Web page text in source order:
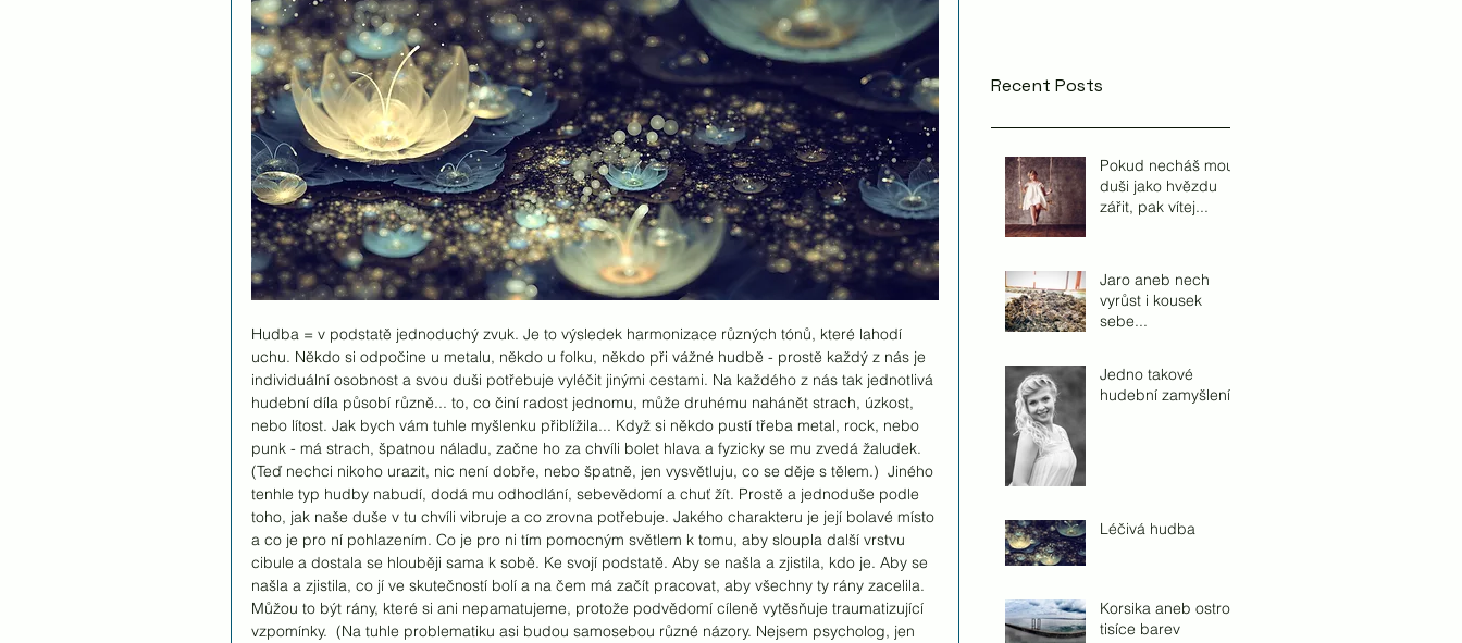
Hudba = v podstatě jednoduchý zvuk. Je to výsledek harmonizace různých tónů, které lahodí
uchu. Někdo si odpočine u metalu, někdo u folku, někdo při vážné hudbě - prostě každý z nás je
individuální osobnost a svou duši potřebuje vyléčit jinými cestami. Na každého z nás tak jednotlivá
hudební díla působí různě... to, co činí radost jednomu, může druhému nahánět strach, úzkost,
nebo lítost. Jak bych vám tuhle myšlenku přiblížila... Když si někdo pustí třeba metal, rock, nebo
punk - má strach, špatnou náladu, začne ho za chvíli bolet hlava a fyzicky se mu zvedá žaludek.
(Teď nechci nikoho urazit, nic není dobře, nebo špatně, jen vysvětluju, co se děje s tělem.)  Jiného
tenhle typ hudby nabudí, dodá mu odhodlání, sebevědomí a chuť žít. Prostě a jednoduše podle
toho, jak naše duše v tu chvíli vibruje a co zrovna potřebuje. Jakého charakteru je její bolavé místo
a co je pro ní pohlazením. Co je pro ni tím pomocným světlem k tomu, aby sloupla další vrstvu
cibule a dostala se hlouběji sama k sobě. Ke svojí podstatě. Aby se našla a zjistila, kdo je. Aby se
našla a zjistila, co jí ve skutečností bolí a na čem má začít pracovat, aby všechny ty rány zacelila.
Můžou to být rány, které si ani nepamatujeme, protože podvědomí cíleně vytěsňuje traumatizující
vzpomínky.  (Na tuhle problematiku asi budou samosebou různé názory. Nejsem psycholog, jen
Recent Posts
Pokud necháš mou
duši jako hvězdu
zářit, pak vítej...
Jaro aneb nech
vyrůst i kousek
sebe...
Jedno takové
hudební zamyšlení...
Léčivá hudba
Korsika aneb ostrov
tisíce barev